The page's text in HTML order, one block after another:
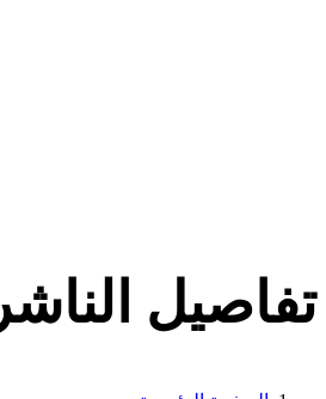
تفاصيل الناشر